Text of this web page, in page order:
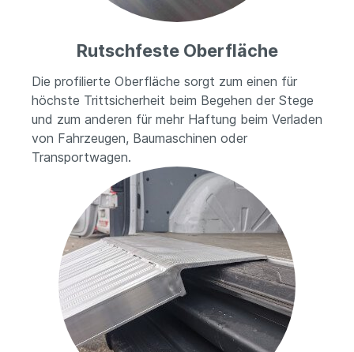
Rutschfeste Oberfläche
Die profilierte Oberfläche sorgt zum einen für
höchste Trittsicherheit beim Begehen der Stege
und zum anderen für mehr Haftung beim Verladen
von Fahrzeugen, Baumaschinen oder
Transportwagen.